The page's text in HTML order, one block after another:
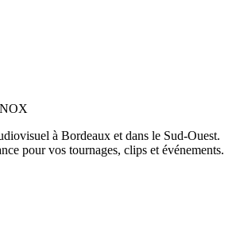
à Bordeaux et dans le Sud-Ouest.
pour vos tournages, clips et événements.